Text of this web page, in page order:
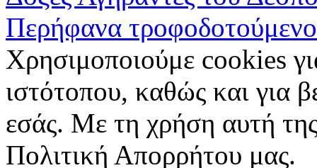
Περήφανα
Χρησιμοποιούμε cookies
ιστότοπου, καθώς και για
εσάς. Με τη χρήση αυτή
Πολιτική Απορρήτου μας.